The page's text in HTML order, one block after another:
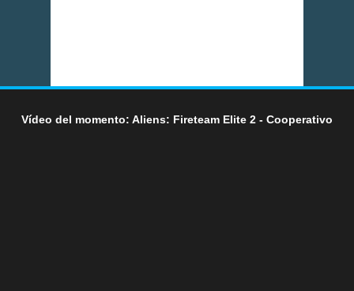
Vídeo del momento: Aliens: Fireteam Elite 2 - Cooperativo